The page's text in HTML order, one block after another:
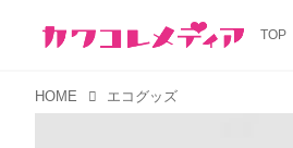
TOP
HOME エコグッズ